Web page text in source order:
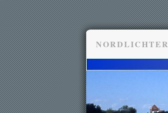
NORDLICHTER